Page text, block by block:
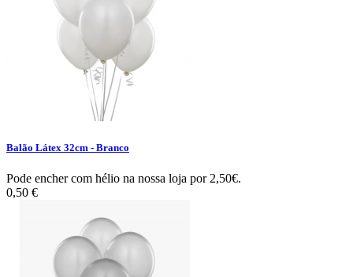
Balão Látex 32cm - Branco
Pode encher com hélio na nossa loja por 2,50€.
0,50 €